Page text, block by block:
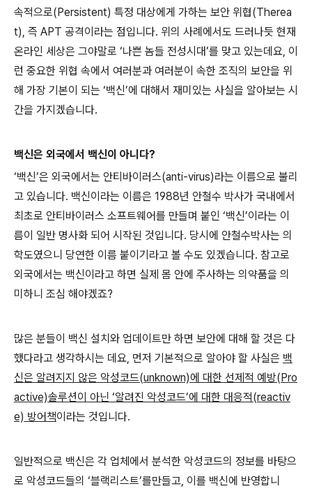
속적으로(Persistent) 특정 대상에게 가하는 보안 위협(Therea
t), 즉 APT 공격이라는 점입니다. 위의 사례에서도 드러나듯 현재
온라인 세상은 그야말로 ‘나쁜 놈들 전성시대’를 맞고 있는데요, 이
런 중요한 위협 속에서 여러분과 여러분이 속한 조직의 보안을 위
해 가장 기본이 되는 ‘백신’에 대해서 재미있는 사실을 알아보는 시
간을 가지겠습니다.
백신은 외국에서 백신이 아니다?
‘백신’은 외국에서는 안티바이러스(anti-virus)라는 이름으로 불리
고 있습니다. 백신이라는 이름은 1988년 안철수 박사가 국내에서
최초로 안티바이러스 소프트웨어를 만들며 붙인 ‘백신’이라는 이
름이 일반 명사화 되어 시작된 것입니다. 당시에 안철수박사는 의
학도였으니 당연한 이름 붙이기라고 볼 수도 있겠습니다. 참고로
외국에서는 백신이라고 하면 실제 몸 안에 주사하는 의약품을 의
미하니 조심 해야겠죠?
많은 분들이 백신 설치와 업데이트만 하면 보안에 대해 할 것은 다
했다라고 생각하시는 데요, 먼저 기본적으로 알아야 할 사실은 백
신은 알려지지 않은 악성코드(unknown)에 대한 선제적 예방(Pro
active)솔루션이 아닌 ‘알려진 악성코드’에 대한 대응적(reactiv
e) 방어책이라는 것입니다.
일반적으로 백신은 각 업체에서 분석한 악성코드의 정보를 바탕으
로 악성코드들의 ‘블랙리스트’를만들고, 이를 백신에 반영합니